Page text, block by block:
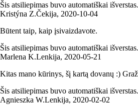
Šis atsiliepimas buvo automatiškai išverstas.
Kristýna Z.Čekija, 2020‑10‑04
Būtent taip, kaip įsivaizdavote.
Šis atsiliepimas buvo automatiškai išverstas.
Marlena K.Lenkija, 2020‑05‑21
Kitas mano kūrinys, šį kartą dovanų :)
Šis atsiliepimas buvo automatiškai išverstas.
Agnieszka W.Lenkija, 2020‑02‑02